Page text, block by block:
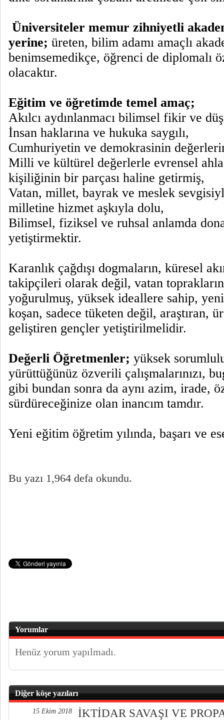
Üniversiteler memur zihniyetli
yerine; üreten, bilim adamı amaçlı
benimsemedikçe, öğrenci de diplomalı
olacaktır.
Eğitim ve öğretimde temel amaç;
Akılcı aydınlanmacı bilimsel fikir ve
İnsan haklarına ve hukuka saygılı,
Cumhuriyetin ve demokrasinin
Milli ve kültürel değerlerle evrensel
kişiliğinin bir parçası haline getirmiş,
Vatan, millet, bayrak ve meslek
milletine hizmet aşkıyla dolu,
Bilimsel, fiziksel ve ruhsal anlamda
yetiştirmektir.
Karanlık çağdışı dogmaların, küresel
takipçileri olarak değil, vatan
yoğurulmuş, yüksek ideallere sahip,
koşan, sadece tüketen değil, araştıran,
geliştiren gençler yetiştirilmelidir.
Değerli Öğretmenler; yüksek
yürüttüğünüz özverili çalışmalarınızı,
gibi bundan sonra da aynı azim, irade,
sürdüreceğinize olan inancım tamdır.
Yeni eğitim öğretim yılında, başarı ve
Bu yazı 1,964 defa okundu.
Yorumlar
Henüz yorum yapılmadı.
Diğer köşe yazıları
15 Ekim 2018 İKTİDAR SAVAŞI VE